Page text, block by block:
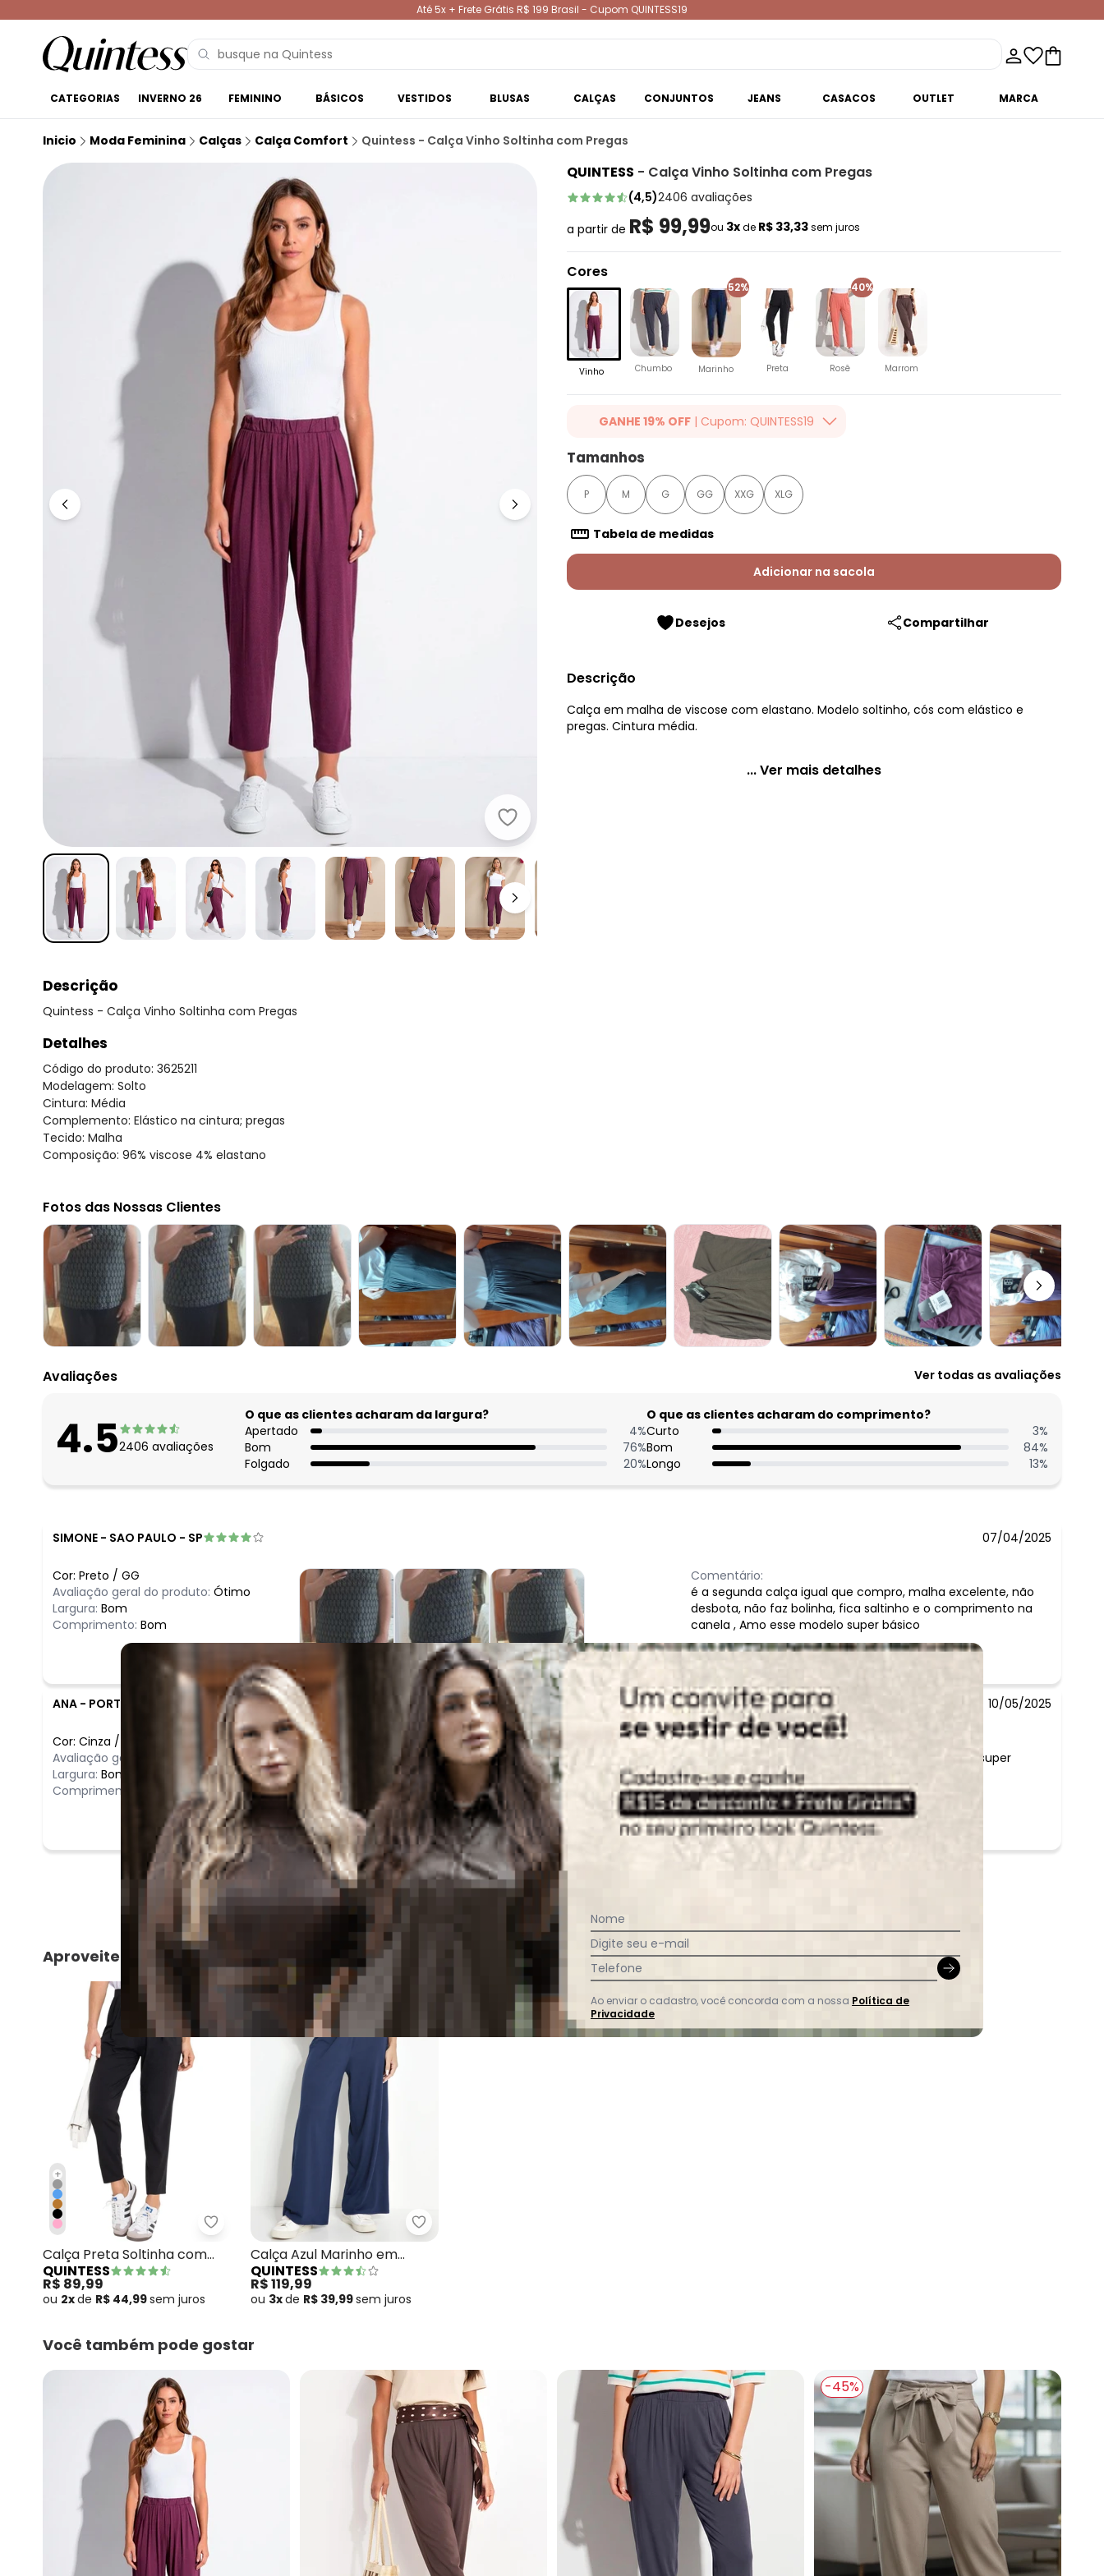
Até 5x + Frete Grátis R$ 199 Brasil - Cupom QUINTESS19
CATEGORIAS INVERNO 26 FEMININO BÁSICOS VESTIDOS BLUSAS CALÇAS CONJUNTOS JEANS CASACOS OUTLET MARCA
Inicio Moda Feminina Calças Calça Comfort Quintess - Calça Vinho Soltinha com Pregas
Quintess - Calça Vinho Soltinha com Pregas
QUINTESS - Calça Vinho Soltinha com Pregas
(4,5)2406 avaliações
a partir de R$ 99,99ou 3xde R$ 33,33sem juros
Cores
Vinho Chumbo
52%
Marinho Preta
40%
Rosê Marrom
GANHE 19% OFF | Cupom: QUINTESS19
Ganhe 19% OFF Extra em qualquer valor, usando o
cupom: QUINTESS19. Válido para toda loja Quintess,
até 07/08/2026.
Tamanhos
P M G GG XXG XLG
Tabela de medidas
Adicionar na sacola
Desejos Compartilhar
Descrição
Calça em malha de viscose com elastano. Modelo soltinho, cós com elástico e
pregas. Cintura média.
... Ver mais detalhes
Descrição
Quintess - Calça Vinho Soltinha com Pregas
Detalhes
Código do produto: 3625211
Modelagem: Solto
Cintura: Média
Complemento: Elástico na cintura; pregas
Tecido: Malha
Composição: 96% viscose 4% elastano
Fotos das Nossas Clientes
Avaliações Ver todas as avaliações
4.52406 avaliações
O que as clientes acharam da largura?
Apertado
4%
Bom
76%
Folgado
20%
O que as clientes acharam do comprimento?
Curto
3%
Bom
84%
Longo
13%
SIMONE - SAO PAULO - SP 07/04/2025
Cor: Preto / GG
Avaliação geral do produto: Ótimo
Largura: Bom
Comprimento: Bom
Comentário:
é a segunda calça igual que compro, malha excelente, não
desbota, não faz bolinha, fica saltinho e o comprimento na
canela , Amo esse modelo super básico
ANA - PORTO ALEGRE - RS 10/05/2025
Cor: Cinza /
Avaliação geral do produto: Ótimo
Largura: Bom
Comprimento:
Comentário:
Calça incrível, estilosa e super
Apaixonada!
Ver todas as avaliações
Aproveite e compre junto
+
Quintess - Calça Preta Soltinha com Pregas
Calça Preta Soltinha com
Pregas
QUINTESS
R$ 89,99
ou 2xde R$ 44,99sem juros
Quintess - Calça Azul Marinho em Malha de Viscose
Calça Azul Marinho em
Malha de Viscose
QUINTESS
R$ 119,99
ou 3xde R$ 39,99sem juros
Você também pode gostar
-45%
Nome
Digite seu e-mail
Telefone
Ao enviar o cadastro, você concorda com a nossa Política de
Privacidade